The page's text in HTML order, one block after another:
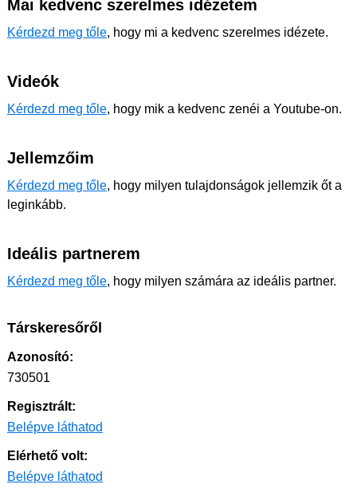
Mai kedvenc szerelmes idézetem
Kérdezd meg tőle, hogy mi a kedvenc szerelmes idézete.
Videók
Kérdezd meg tőle, hogy mik a kedvenc zenéi a Youtube-on.
Jellemzőim
Kérdezd meg tőle, hogy milyen tulajdonságok jellemzik őt a
leginkább.
Ideális partnerem
Kérdezd meg tőle, hogy milyen számára az ideális partner.
Társkeresőről
Azonosító:
730501
Regisztrált:
Belépve láthatod
Elérhető volt:
Belépve láthatod